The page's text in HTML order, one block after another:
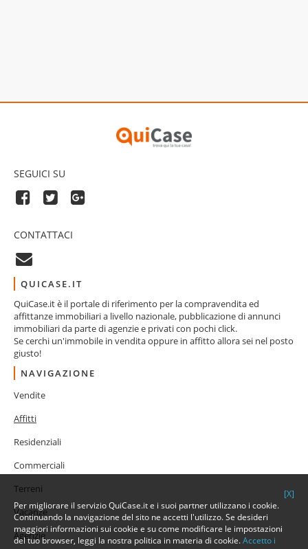
SEGUICI SU
CONTATTACI
QUICASE.IT
QuiCase.it è il portale di riferimento per la compravendita ed
affittanze immobiliari a livello nazionale, pubblicazione di annunci
immobiliari da parte di agenzie e privati con pochi click.
Se cerchi un'immobile in vendita oppure in affitto allora sei nel posto
giusto!
NAVIGAZIONE
Vendite
Affitti
Residenziali
Commerciali
Terreni
Vacanze
Agenzie
[X]
Per migliorare il servizio QuiCase.it e i suoi partner utilizzano i cookie.
Continuando la navigazione del sito ne accetti l'utilizzo. Se desideri
maggiori informazioni sui cookie e su come modificare le impostazioni
del tuo browser, leggi la nostra politica in materia di cookie.Accetto i